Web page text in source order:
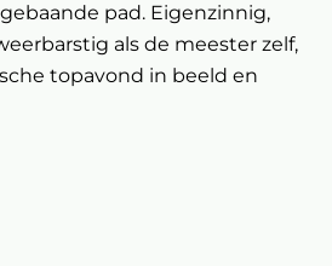
pad. Eigenzinnig,
als de meester zelf,
topavond in beeld en